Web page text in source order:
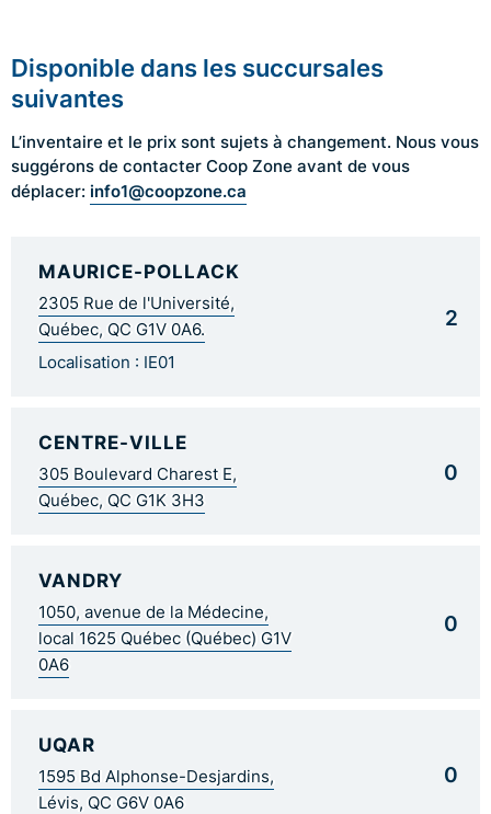
Disponible dans les succursales
suivantes
L’inventaire et le prix sont sujets à changement. Nous vous
suggérons de contacter Coop Zone avant de vous
déplacer: info1@coopzone.ca
MAURICE-POLLACK
2305 Rue de l'Université,
Québec, QC G1V 0A6.
Localisation : IE01
2
CENTRE-VILLE
305 Boulevard Charest E,
Québec, QC G1K 3H3
0
VANDRY
1050, avenue de la Médecine,
local 1625 Québec (Québec) G1V
0A6
0
UQAR
1595 Bd Alphonse-Desjardins,
Lévis, QC G6V 0A6
0